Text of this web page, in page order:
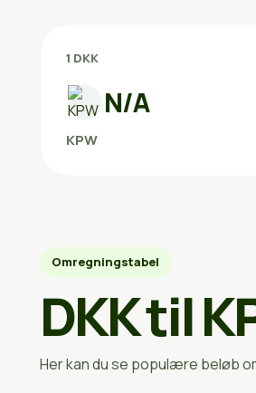
1 DKK
N/A
KPW
Omregningstabel
DKK til
Her kan du se populære beløb